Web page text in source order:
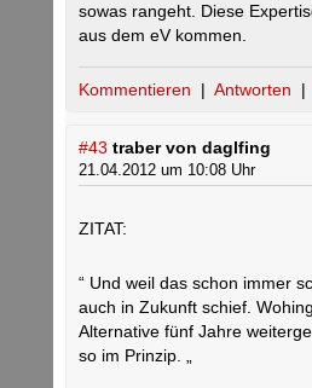
sowas rangeht. Diese
aus dem eV kommen.
Kommentieren | Antworten |
#43 traber von daglfing
21.04.2012 um 10:08 Uhr
ZITAT:
“ Und weil das schon immer
auch in Zukunft schief.
Alternative fünf Jahre
so im Prinzip. „